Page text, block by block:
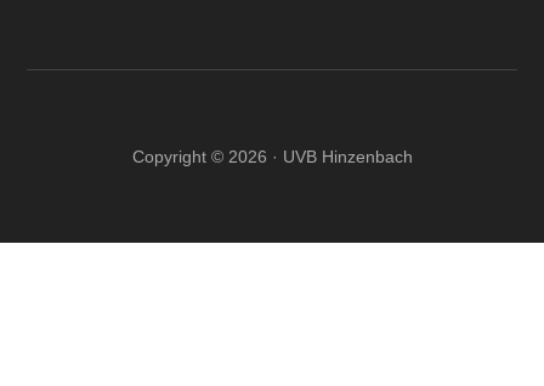
Copyright © 2026 · UVB Hinzenbach